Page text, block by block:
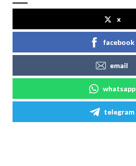
x
facebook
email
whatsapp
telegram